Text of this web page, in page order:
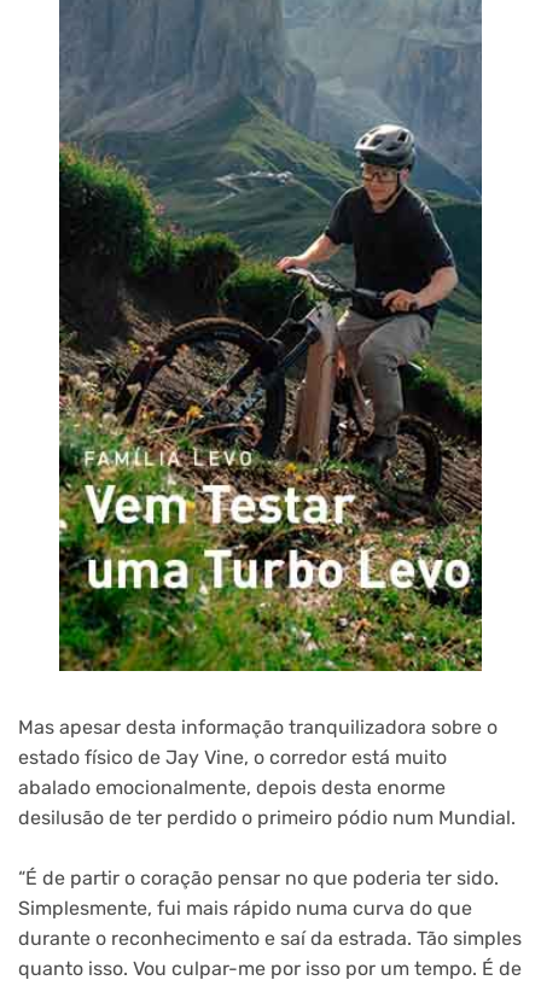
Mas apesar desta informação tranquilizadora sobre o
estado físico de Jay Vine, o corredor está muito
abalado emocionalmente, depois desta enorme
desilusão de ter perdido o primeiro pódio num Mundial.
“É de partir o coração pensar no que poderia ter sido.
Simplesmente, fui mais rápido numa curva do que
durante o reconhecimento e saí da estrada. Tão simples
quanto isso. Vou culpar-me por isso por um tempo. É de